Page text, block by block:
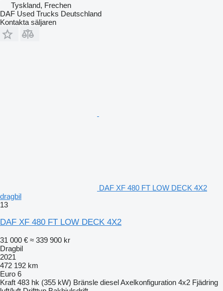
Tyskland, Frechen
DAF Used Trucks Deutschland
Kontakta säljaren
DAF XF 480 FT LOW DECK 4X2
dragbil
13
DAF XF 480 FT LOW DECK 4X2
31 000 € ≈ 339 900 kr
Dragbil
2021
472 192 km
Euro 6
Kraft 483 hk (355 kW) Bränsle dieselAxelkonfiguration 4x2 Fjädring